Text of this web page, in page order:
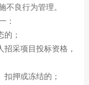
不良行为管理。
：
；
采项目投标资格，
押或冻结的；